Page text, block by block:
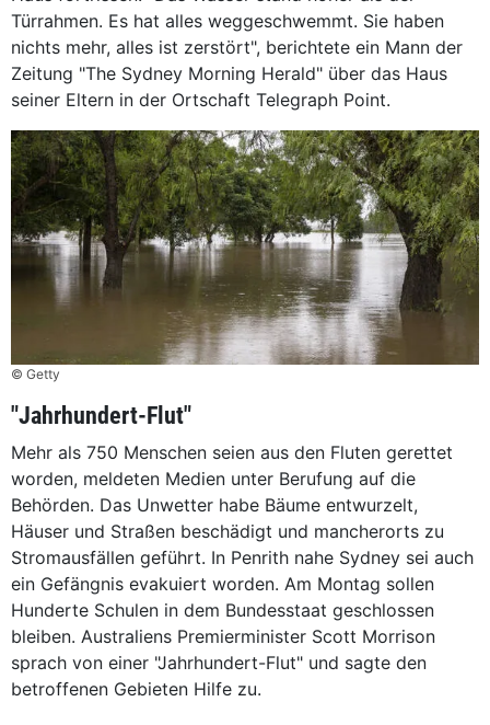
Türrahmen. Es hat alles weggeschwemmt. Sie haben
nichts mehr, alles ist zerstört", berichtete ein Mann der
Zeitung "The Sydney Morning Herald" über das Haus
seiner Eltern in der Ortschaft Telegraph Point.
© Getty
"Jahrhundert-Flut"
Mehr als 750 Menschen seien aus den Fluten gerettet
worden, meldeten Medien unter Berufung auf die
Behörden. Das Unwetter habe Bäume entwurzelt,
Häuser und Straßen beschädigt und mancherorts zu
Stromausfällen geführt. In Penrith nahe Sydney sei auch
ein Gefängnis evakuiert worden. Am Montag sollen
Hunderte Schulen in dem Bundesstaat geschlossen
bleiben. Australiens Premierminister Scott Morrison
sprach von einer "Jahrhundert-Flut" und sagte den
betroffenen Gebieten Hilfe zu.